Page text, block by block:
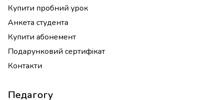
Купити пробний урок
Анкета студента
Купити абонемент
Подарунковий сертифікат
Контакти
Педагогу